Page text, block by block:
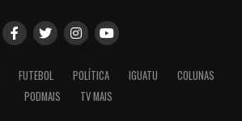
FUTEBOL POLÍTICA IGUATU
COLUNAS
PODMAIS
TV MAIS